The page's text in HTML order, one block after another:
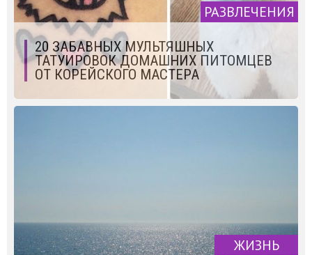
РАЗВЛЕЧЕНИЯ
20 ЗАБАВНЫХ МУЛЬТЯШНЫХ
ТАТУИРОВОК ДОМАШНИХ ПИТОМЦЕВ
ОТ КОРЕЙСКОГО МАСТЕРА
ЖИЗНЬ